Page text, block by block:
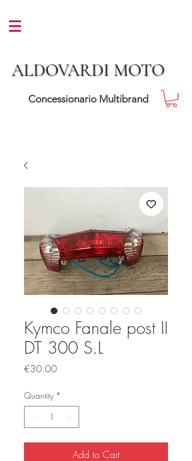
ALDOVARDI MOTO
Concessionario Multibrand
Kymco Fanale post II
DT 300 S.L
€30.00Price
Quantity *
Add to Cart